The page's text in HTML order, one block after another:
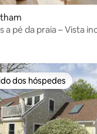
de 5, 100
a pé da praia – Vista
preferidos dos
dos hóspedes